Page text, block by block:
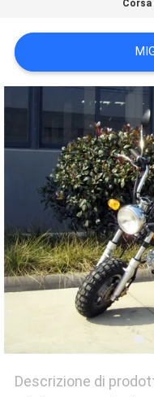
SITO
POLITICA
SULLA
PRIVACY
Corsa
Descrizione di